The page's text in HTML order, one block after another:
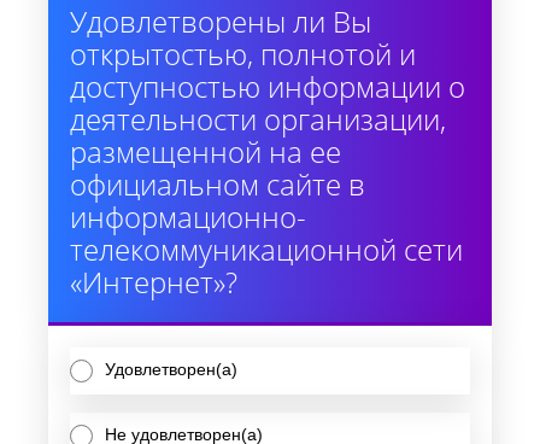
Удовлетворены ли Вы
открытостью, полнотой и
доступностью информации о
деятельности организации,
размещенной на ее
официальном сайте в
информационно-
телекоммуникационной сети
«Интернет»?
Удовлетворен(а)
Не удовлетворен(а)